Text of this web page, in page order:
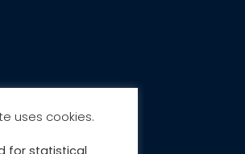
uses cookies.
for statistical